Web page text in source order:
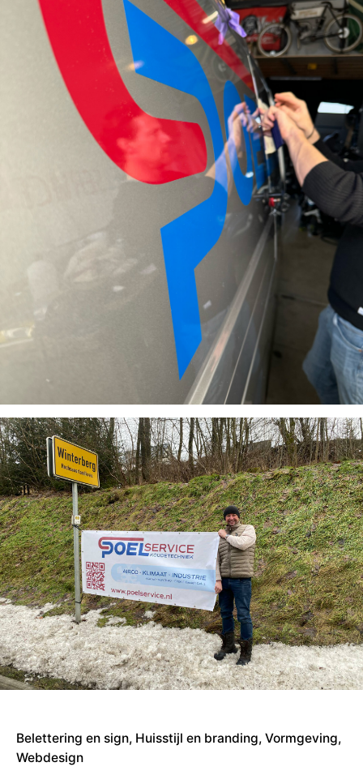
Belettering en sign Huisstijl en branding Vormgeving
Webdesign